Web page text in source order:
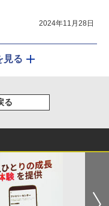
2024年11月28日
見る
る